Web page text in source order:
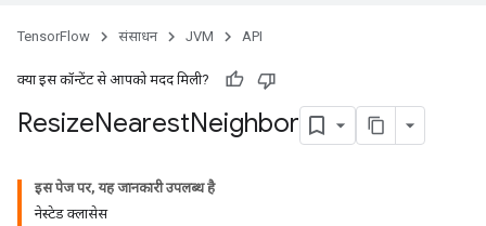
TensorFlow संसाधन JVM API
क्या इस कॉन्टेंट से आपको मदद मिली?
ResizeNearestNeighbor
इस पेज पर, यह जानकारी उपलब्ध है
नेस्टेड क्लासेस